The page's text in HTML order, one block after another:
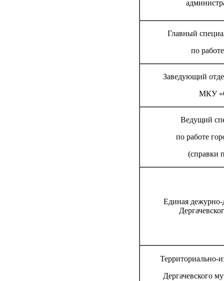
Главный
по
Заведующий
МКУ
Ведущий
по работе
(справки
Единая дежурно-
Территориально-
Дергачевского